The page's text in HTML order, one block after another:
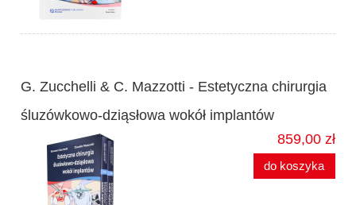
G. Zucchelli & C. Mazzotti - Estetyczna chirurgia
śluzówkowo-dziąsłowa wokół implantów
859,00 zł
do koszyka